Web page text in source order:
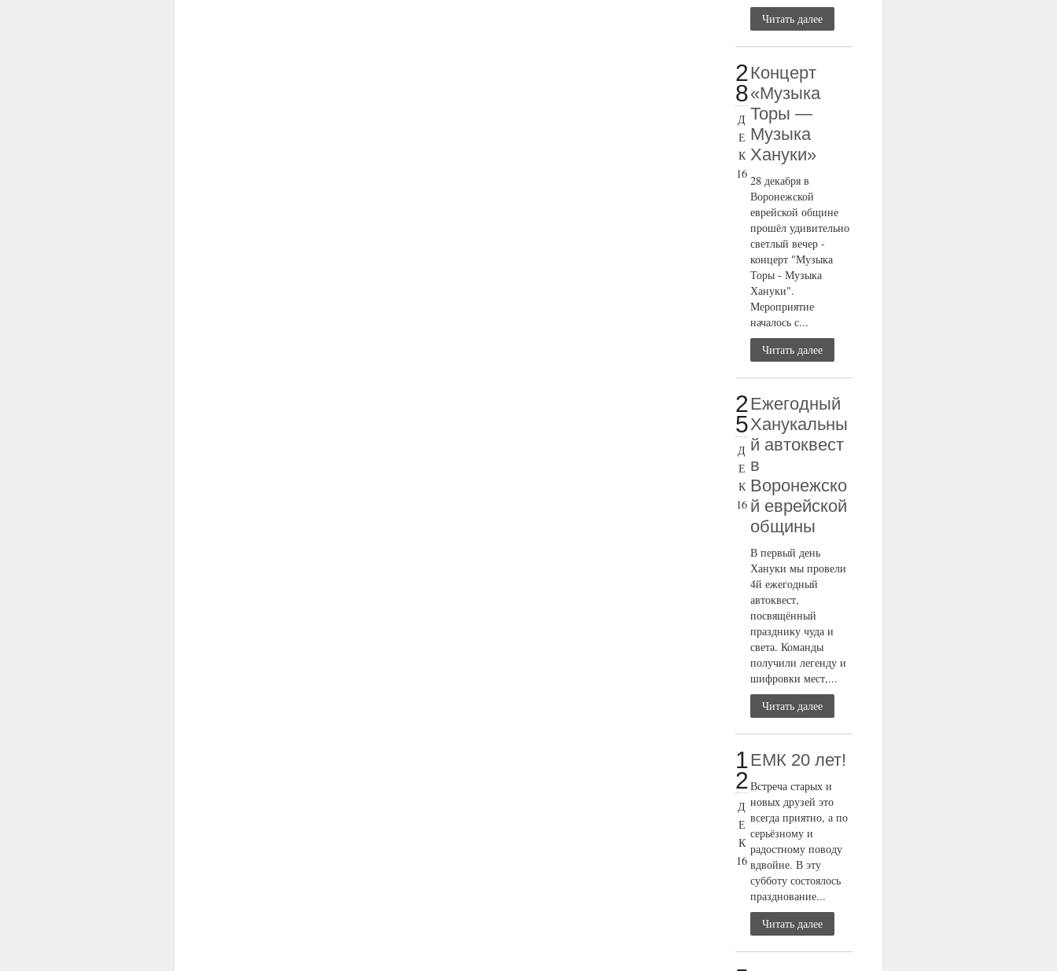
Читать далее
2
8
Д
Е
К
16
Концерт
«Музыка
Торы —
Музыка
Хануки»
28 декабря в
Воронежской
еврейской общине
прошёл удивительно
светлый вечер -
концерт "Музыка
Торы - Музыка
Хануки".
Мероприятие
началось с...
Читать далее
2
5
Д
Е
К
16
Ежегодный
Ханукальны
й автоквест
в
Воронежско
й еврейской
общины
В первый день
Хануки мы провели
4й ежегодный
автоквест,
посвящённый
празднику чуда и
света. Команды
получили легенду и
шифровки мест,...
Читать далее
1
2
Д
Е
К
16
ЕМК 20 лет!
Встреча старых и
новых друзей это
всегда приятно, а по
серьёзному и
радостному поводу
вдвойне. В эту
субботу состоялось
празднование...
Читать далее